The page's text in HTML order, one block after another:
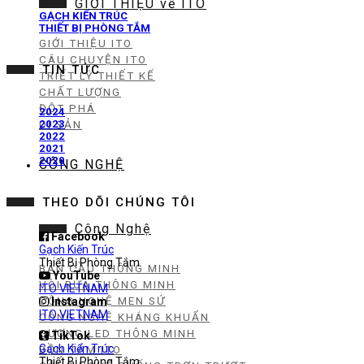
GIỚI THIỆU về ITO
GIỚI THIỆU ITO
CÂU CHUYỆN ITO
TRIẾT LÝ THIẾT KẾ
CHẤT LƯỢNG
ĐỘT PHÁ
DI SẢN
CÔNG NGHỆ
Công Nghệ
BÀN CẦU THÔNG MINH
VÒI RỬA THÔNG MINH
CÔNG NGHỆ MEN SỨ
CÔNG NGHỆ KHÁNG KHUẨN
GƯƠNG LED THÔNG MINH
BỒN TẮM ITO
GẠCH KIẾN TRÚC
THIẾT BỊ PHÒNG TẮM
TIN TỨC
2024
2023
2022
2021
2020
THEO DÕI CHÚNG TÔI
Facebook
Gạch Kiến Trúc
Thiết Bị Phòng Tắm
YouTube
ITO VIETNAM
Instagram
ITO VIETNAM
TikTok
Gạch Kiến Trúc